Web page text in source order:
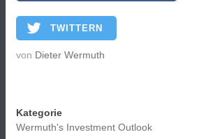
TWITTERN
von Dieter Wermuth
Kategorie
Wermuth's Investment Outlook